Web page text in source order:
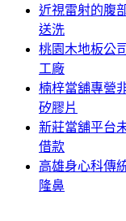
近視雷射的腹
送洗
桃園木地板公
工廠
楠梓當舖專營
矽膠片
新莊當舖平台
借款
高雄身心科傳
隆鼻